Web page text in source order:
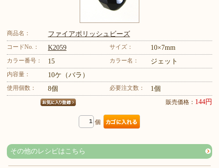
商品名： ファイアポリッシュビーズ
コードNo.： K2059 サイズ： 10×7mm
カラー番号： 15 カラー名： ジェット
内容量： 10ケ（バラ）
使用個数： 8個 必要注文数： 1個
販売価格： 144円
個
その他のレシピはこちら